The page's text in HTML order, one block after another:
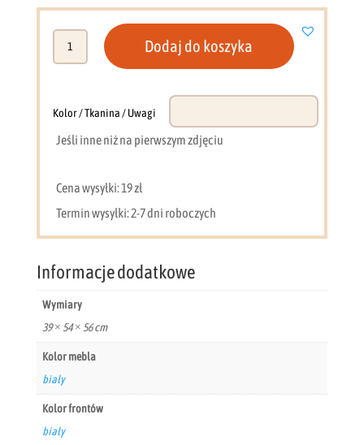
designerski
nogi
Dodaj do koszyka
Kolor / Tkanina / Uwagi
Jeśli inne niż na pierwszym zdjęciu
Cena wysyłki: 19 zł
Termin wysyłki: 2-7 dni roboczych
Informacje dodatkowe
Wymiary
39 × 54 × 56 cm
Kolor mebla
biały
Kolor frontów
biały